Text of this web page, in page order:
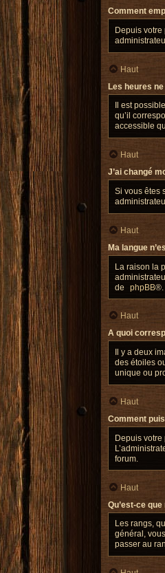
Comment
Depuis votre
Haut
Les heures
Il est
qu’il
accessible
Haut
J’ai changé
Si vous êtes
Haut
Ma langue
La raison la
de
phpBB®.
Haut
A quoi
Il y a deux
des étoiles
unique ou
Haut
Comment
Depuis votre
forum.
Haut
Qu’est-ce
Les rangs,
général,
passer au